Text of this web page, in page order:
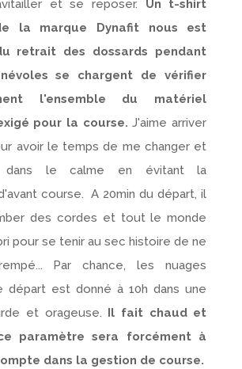
et se reposer. Un t-shirt
la marque Dynafit nous est
retrait des dossards pendant
se chargent de vérifier
l'ensemble du matériel
pour la course.J'aime arriver
avoir le temps de me changer et
dans le calme en évitant la
course. A 20min du départ, il
des cordes et tout le monde
pour se tenir au sec histoire de ne
Par chance, les nuages
départ est donné à 10h dans une
et orageuse.
Il fait chaud et
paramètre sera forcément à
dans la gestion de course.